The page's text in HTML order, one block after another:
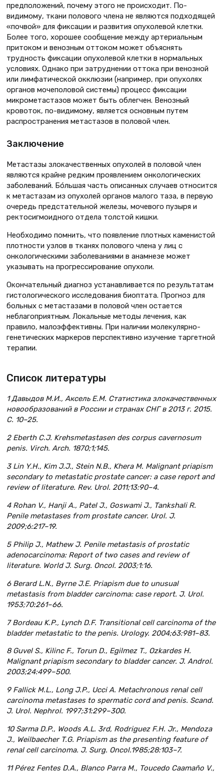
предположений, почему этого не происходит. По-
видимому, ткани полового члена не являются подходящей
«почвой» для фиксации и развития опухолевой клетки.
Более того, хорошее сообщение между артериальным
притоком и венозным оттоком может объяснять
трудность фиксации опухолевой клетки в нормальных
условиях. Однако при затруднении оттока при венозной
или лимфатической окклюзии (например, при опухолях
органов мочеполовой системы) процесс фиксации
микрометастазов может быть облегчен. Венозный
кровоток, по-видимому, является основным путем
распространения метастазов в половой член.
Заключение
Метастазы злокачественных опухолей в половой член
являются крайне редким проявлением онкологических
заболеваний. Бóльшая часть описанных случаев относится
к метастазам из опухолей органов малого таза, в первую
очередь предстательной железы, мочевого пузыря и
ректосигмоидного отдела толстой кишки.
Необходимо помнить, что появление плотных каменистой
плотности узлов в тканях полового члена у лиц с
онкологическими заболеваниями в анамнезе может
указывать на прогрессирование опухоли.
Окончательный диагноз устанавливается по результатам
гистологического исследования биоптата. Прогноз для
больных с метастазами в половой член остается
неблагоприятным. Локальные методы лечения, как
правило, малоэффективны. При наличии молекулярно-
генетических маркеров перспективно изучение таргетной
терапии.
Список литературы
1 Давыдов М.И., Аксель Е.М. Статистика злокачественных
новообразований в России и странах СНГ в 2013 г. 2015.
С. 10–25.
2 Eberth C.J. Krehsmetastasen des corpus cavernosum
penis. Virch. Arch. 1870;1;145.
3 Lin Y.H., Kim J.J., Stein N.B., Khera M. Malignant priapism
secondary to metastatic prostate cancer: a case report and
review of literature. Rev. Urol. 2011;13:90–4.
4 Rohan V., Hanji A., Patel J., Goswami J., Tankshali R.
Penile metastases from prostate cancer. Urol. J.
2009;6:217–19.
5 Philip J., Mathew J. Penile metastasis of prostatic
adenocarcinoma: Report of two cases and review of
literature. World J. Surg. Oncol. 2003;1:16.
6 Berard L.N., Byrne J.E. Priapism due to unusual
metastasis from bladder carcinoma: case report. J. Urol.
1953;70:261–66.
7 Bordeau K.P., Lynch D.F. Transitional cell carcinoma of the
bladder metastatic to the penis. Urology. 2004;63:981–83.
8 Guvel S., Kilinc F., Torun D., Egilmez T., Ozkardes H.
Malignant priapism secondary to bladder cancer. J. Androl.
2003;24:499–500.
9 Fallick M.L., Long J.P., Ucci A. Metachronous renal cell
carcinoma metastases to spermatic cord and penis. Scand.
J. Urol. Nephrol. 1997;31:299–300.
10 Sarma D.P., Woods A.L. 3rd, Rodriguez F.H. Jr., Mendoza
J., Weilbaecher T.G. Priapism as the presenting feature of
renal cell carcinoma. J. Surg. Oncol.1985;28:103–7.
11 Pérez Fentes D.A., Blanco Parra M., Toucedo Caamaño V.,